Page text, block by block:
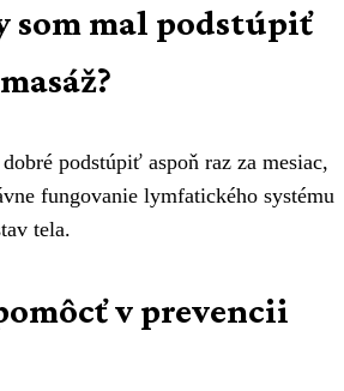
som mal podstúpiť
podstúpiť aspoň raz za mesiac,
fungovanie lymfatického systému
tela.
v prevencii